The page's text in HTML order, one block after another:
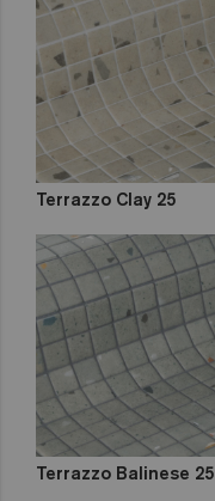
Iridescent
Cocktail
Metal
Space
Fosfo
Lisa
Niebla
Mix
Dégradés
Terrazzo Clay 25
Terrazzo Balinese 25